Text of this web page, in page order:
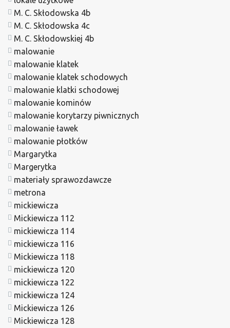
M. C. Skłodowska 4b
M. C. Skłodowska 4c
M. C. Skłodowskiej 4b
malowanie
malowanie klatek
malowanie klatek schodowych
malowanie klatki schodowej
malowanie kominów
malowanie korytarzy piwnicznych
malowanie ławek
malowanie płotków
Margarytka
Margerytka
materiały sprawozdawcze
metrona
mickiewicza
Mickiewicza 112
mickiewicza 114
mickiewicza 116
Mickiewicza 118
mickiewicza 120
mickiewicza 122
mickiewicza 124
Mickiewicza 126
Mickiewicza 128